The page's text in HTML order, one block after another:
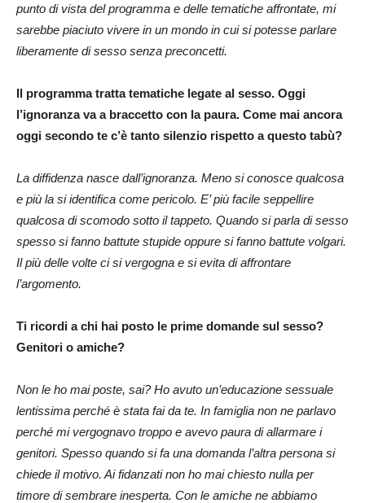
punto di vista del programma e delle tematiche affrontate, mi
sarebbe piaciuto vivere in un mondo in cui si potesse parlare
liberamente di sesso senza preconcetti.
Il programma tratta tematiche legate al sesso. Oggi
l’ignoranza va a braccetto con la paura. Come mai ancora
oggi secondo te c’è tanto silenzio rispetto a questo tabù?
La diffidenza nasce dall’ignoranza. Meno si conosce qualcosa
e più la si identifica come pericolo. E’ più facile seppellire
qualcosa di scomodo sotto il tappeto. Quando si parla di sesso
spesso si fanno battute stupide oppure si fanno battute volgari.
Il più delle volte ci si vergogna e si evita di affrontare
l’argomento.
Ti ricordi a chi hai posto le prime domande sul sesso?
Genitori o amiche?
Non le ho mai poste, sai? Ho avuto un’educazione sessuale
lentissima perché è stata fai da te. In famiglia non ne parlavo
perché mi vergognavo troppo e avevo paura di allarmare i
genitori. Spesso quando si fa una domanda l’altra persona si
chiede il motivo. Ai fidanzati non ho mai chiesto nulla per
timore di sembrare inesperta. Con le amiche ne abbiamo